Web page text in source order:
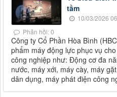
tầm
10/03/2026
Phản hồi: 0
Công ty Cổ Phần Hòa Bình
phẩm máy động lực phục vụ
công nghiệp như: Động cơ đa
nước, máy xới, máy cày, máy
dân dụng, máy phát điện công